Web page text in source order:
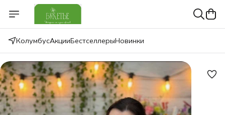
КолумбусАкцииБестселлерыНовинки